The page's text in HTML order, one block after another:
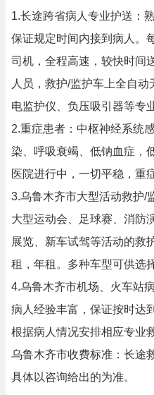
1.长途跨省病人专业护送：
保证规定时间内接到病人。
司机，全程高速，较快时间
人员，救护/监护车上全自
电监护仪、负压吸引器等专
2.重症患者：中枢神经系统
染、呼吸衰竭、低钠血症，
医院进行中，一切平稳，重
3.乌鲁木齐市大型活动救护/
大型运动会、足球赛、消防
展览、新车试驾等活动的救
租，年租。多种车型可供选择
4.乌鲁木齐市机场、火车站
病人经验丰富，保证按时达
根据病人情况安排相应专业
乌鲁木齐市收费标准：长途
具体以咨询给出的为准。